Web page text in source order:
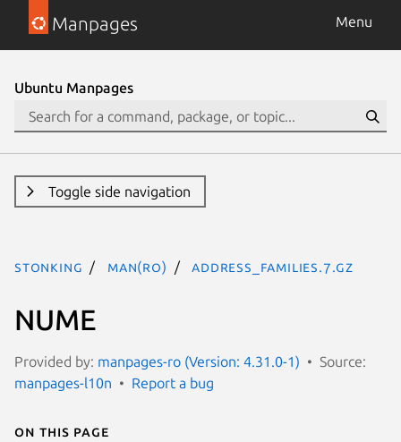
Manpages Menu
Ubuntu Manpages
Toggle side navigation
stonking man(ro) address_families.7.gz
NUME
Provided by: manpages-ro (Version: 4.31.0-1)
Source:
manpages-l10n
Report a bug
On this page